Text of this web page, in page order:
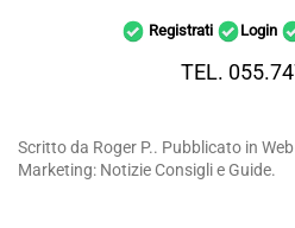
Registrati Login
TEL.
Scritto da Roger P.. Pubblicato in
Marketing: Notizie Consigli e Guide.